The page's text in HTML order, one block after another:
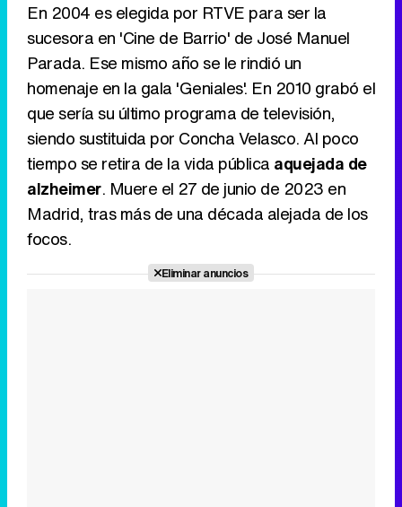
En 2004 es elegida por RTVE para ser la
sucesora en 'Cine de Barrio' de José Manuel
Parada. Ese mismo año se le rindió un
homenaje en la gala 'Geniales'. En 2010 grabó el
que sería su último programa de televisión,
siendo sustituida por Concha Velasco. Al poco
tiempo se retira de la vida pública aquejada de
alzheimer. Muere el 27 de junio de 2023 en
Madrid, tras más de una década alejada de los
focos.
Eliminar anuncios